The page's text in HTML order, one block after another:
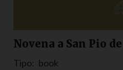
Novena a San Pio
Tipo: book